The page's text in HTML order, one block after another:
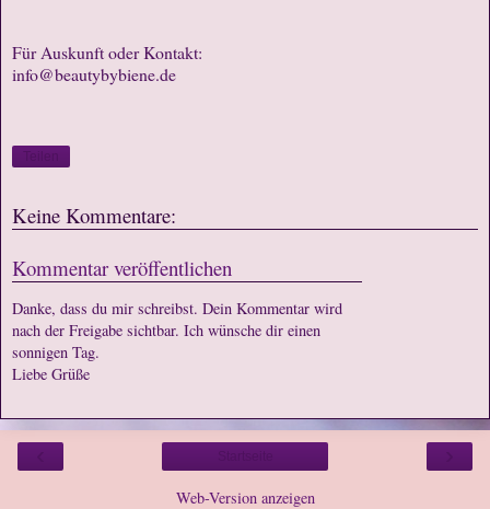
Für Auskunft oder Kontakt:
info@beautybybiene.de
Keine Kommentare:
Kommentar veröffentlichen
Danke, dass du mir schreibst. Dein Kommentar wird
nach der Freigabe sichtbar. Ich wünsche dir einen
sonnigen Tag.
Liebe Grüße
‹ ›
Web-Version anzeigen